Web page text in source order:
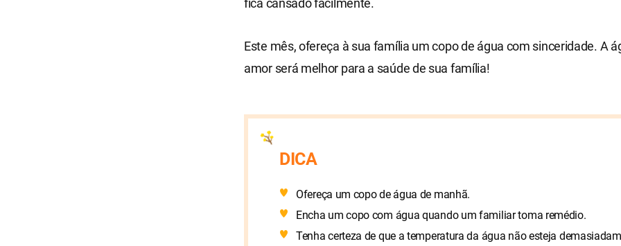
fica cansado facilmente.
Este mês, ofereça à sua família um copo de água com sinceridade. A
amor será melhor para a saúde de sua família!
DICA
Ofereça um copo de água de manhã.
Encha um copo com água quando um familiar toma remédio.
Tenha certeza de que a temperatura da água não esteja